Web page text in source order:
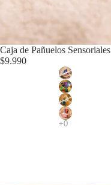
Caja de Pañuelos Sensoriales
$9.990